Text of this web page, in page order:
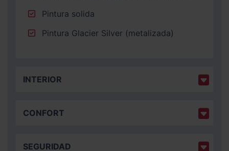
Pintura solida
Pintura Glacier Silver (metalizada)
INTERIOR
CONFORT
SEGURIDAD